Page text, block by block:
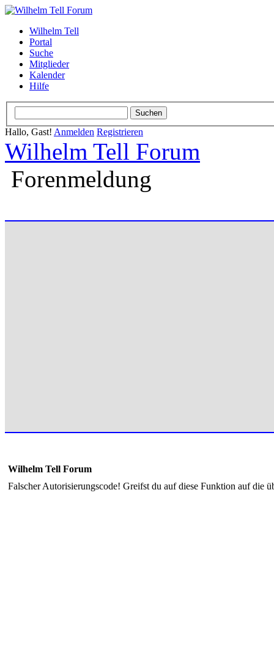
Wilhelm Tell
Portal
Suche
Mitglieder
Kalender
Hilfe
Hallo, Gast! Anmelden Registrieren
Wilhelm Tell Forum
Forenmeldung
Wilhelm Tell Forum
Falscher Autorisierungscode! Greifst du auf diese Funktion auf die